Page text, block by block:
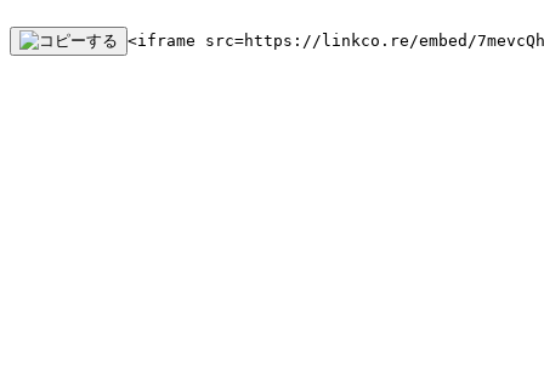
<iframe src=https://linkco.re/embed/